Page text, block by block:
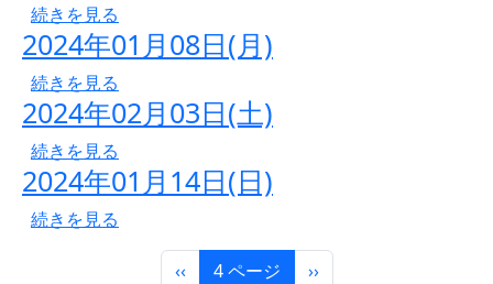
2024年01月07日(日) の
続きを見る
2024年01月08日(月)
2024年01月08日(月) の
続きを見る
2024年02月03日(土)
2024年02月03日(土) の
続きを見る
2024年01月14日(日)
2024年01月14日(日) の
続きを見る
前ページ
‹‹ 4 ページ 次ページ
››